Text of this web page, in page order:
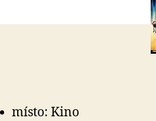
místo: Kino